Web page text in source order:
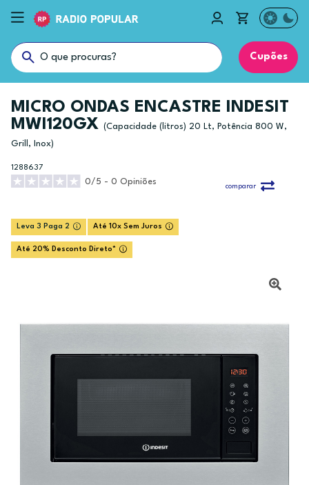
Cupões
MICRO ONDAS ENCASTRE INDESIT
MWI120GX (Capacidade (litros) 20 Lt, Potência 800 W,
Grill, Inox)
1288637
0/5 - 0 Opiniões
comparar
Leva 3 Paga 2 Até 10x Sem Juros
Até 20% Desconto Direto*